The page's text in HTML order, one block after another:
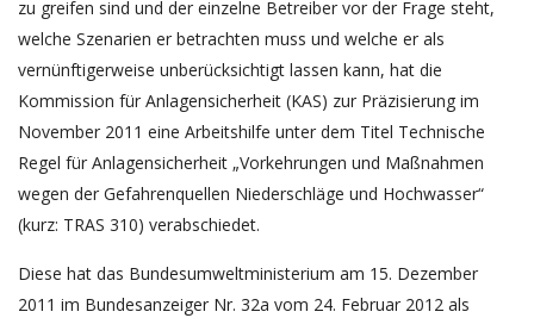
zu greifen sind und der einzelne Betreiber vor der Frage steht,
welche Szenarien er betrachten muss und welche er als
vernünftigerweise unberücksichtigt lassen kann, hat die
Kommission für Anlagensicherheit (KAS) zur Präzisierung im
November 2011 eine Arbeitshilfe unter dem Titel Technische
Regel für Anlagensicherheit „Vorkehrungen und Maßnahmen
wegen der Gefahrenquellen Niederschläge und Hochwasser“
(kurz: TRAS 310) verabschiedet.
Diese hat das Bundesumweltministerium am 15. Dezember
2011 im Bundesanzeiger Nr. 32a vom 24. Februar 2012 als